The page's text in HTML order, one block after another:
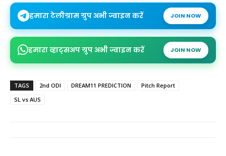
हमारा टेलीग्राम ग्रुप अभी ज्वाइन करें JOIN NOW
हमारा व्हाट्सअप ग्रुप अभी ज्वाइन करें JOIN NOW
TAGS 2nd ODI DREAM11 PREDICTION
Pitch Report
SL vs AUS